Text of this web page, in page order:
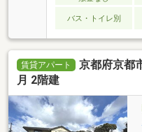
バス・トイレ別
賃貸アパート
京都府京都
月 2階建